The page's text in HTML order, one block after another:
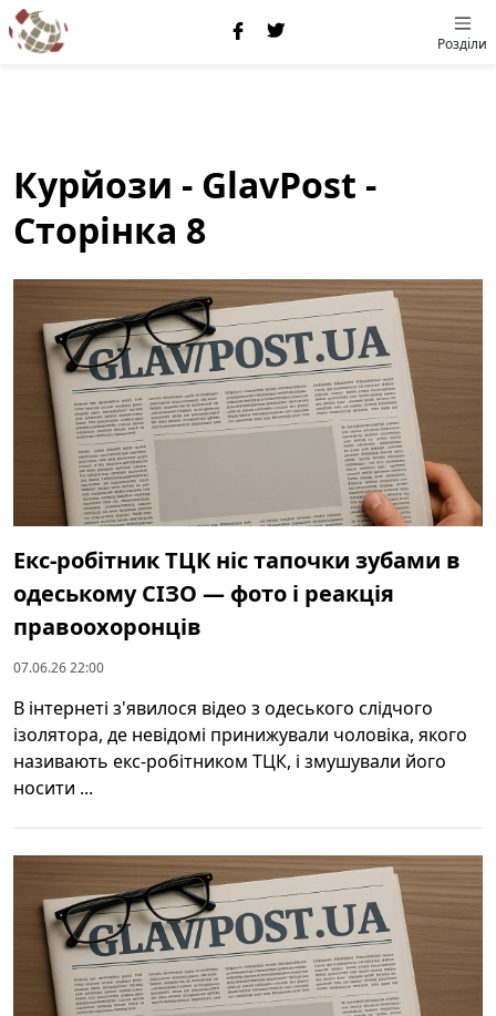
Розділи
Курйози - GlavPost -
Сторінка 8
Екс-робітник ТЦК ніс тапочки зубами в
одеському СІЗО — фото і реакція
правоохоронців
07.06.26 22:00
В інтернеті з'явилося відео з одеського слідчого
ізолятора, де невідомі принижували чоловіка, якого
називають екс-робітником ТЦК, і змушували його
носити ...